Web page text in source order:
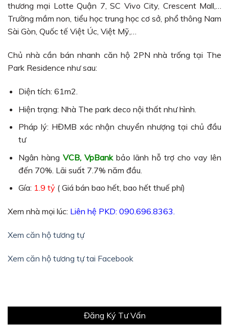
thương mại Lotte Quận 7, SC Vivo City, Crescent Mall,…
Trường mầm non, tiểu học trung học cơ sở, phổ thông Nam
Sài Gòn, Quốc tế Việt Úc, Việt Mỹ,…
Chủ nhà cần bán nhanh căn hộ 2PN nhà trống tại The
Park Residence như sau:
Diện tích: 61m2.
Hiện trạng: Nhà The park deco nội thất như hình.
Pháp lý: HĐMB xác nhận chuyển nhượng tại chủ đầu
tư
Ngân hàng VCB, VpBankbảo lãnh hỗ trợ cho vay lên
đến 70%. Lãi suất 7.7% năm đầu.
Gía: 1.9 tỷ( Giá bán bao hết, bao hết thuế phí)
Xem nhà mọi lúc: Liên hệ PKD: 090.696.8363.
Xem căn hộ tương tự
Xem căn hộ tương tự tai Facebook
Đăng Ký Tư Vấn